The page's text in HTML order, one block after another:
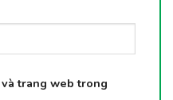
trang web trong